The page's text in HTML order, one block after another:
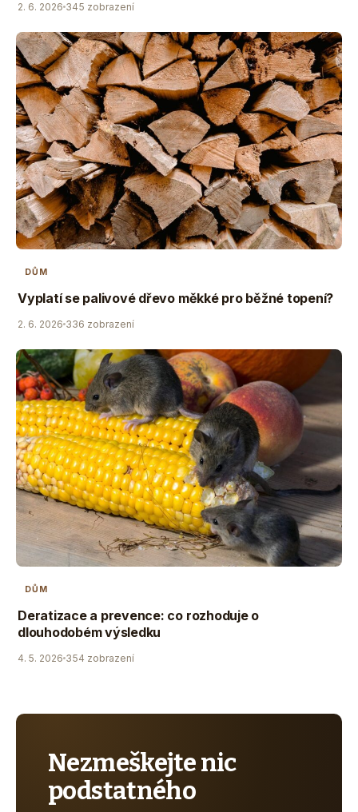
2. 6. 2026 345 zobrazení
DŮM
Vyplatí se palivové dřevo měkké pro běžné topení?
2. 6. 2026 336 zobrazení
DŮM
Deratizace a prevence: co rozhoduje o
dlouhodobém výsledku
4. 5. 2026 354 zobrazení
Nezmeškejte nic
podstatného